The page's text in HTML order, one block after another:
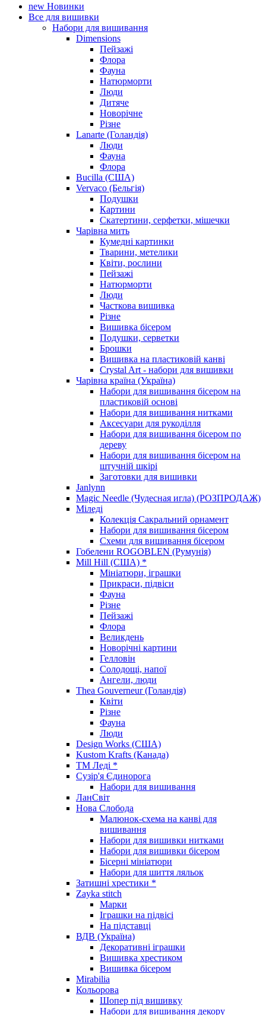
new Новинки
Все для вишивки
Набори для вишивання
Dimensions
Пейзажі
Флора
Фауна
Натюрморти
Люди
Дитяче
Новорічне
Різне
Lanarte (Голандія)
Люди
Фауна
Флора
Bucilla (США)
Vervaco (Бельгія)
Подушки
Картини
Скатертини, серфетки, мішечки
Чарiвна мить
Кумедні картинки
Тварини, метелики
Квіти, рослини
Пейзажі
Натюрморти
Люди
Часткова вишивка
Різне
Вишивка бісером
Подушки, серветки
Брошки
Вишивка на пластиковій канві
Crystal Art - набори для вишивки
Чарівна країна (Україна)
Набори для вишивання бісером на
пластиковій основі
Набори для вишивання нитками
Аксесуари для рукоділля
Набори для вишивання бісером по
дереву
Набори для вишивання бісером на
штучній шкірі
Заготовки для вишивки
Janlynn
Magic Needle (Чудесная игла) (РОЗПРОДАЖ)
Міледі
Колекція Сакральний орнамент
Набори для вишивання бісером
Схеми для вишивання бісером
Гобелени ROGOBLEN (Румунія)
Mill Hill (США) *
Мініатюри, іграшки
Прикраси, підвіси
Фауна
Різне
Пейзажі
Флора
Великдень
Новорічні картини
Гелловін
Солодощі, напої
Ангели, люди
Thea Gouverneur (Голандія)
Квіти
Різне
Фауна
Люди
Design Works (США)
Kustom Krafts (Канада)
ТМ Леді *
Сузір'я Єдинорога
Набори для вишивання
ЛанСвіт
Нова Слобода
Малюнок-схема на канві для
вишивання
Набори для вишивки нитками
Набори для вишивки бісером
Бісерні мініатюри
Набори для шиття ляльок
Затишні хрестики *
Zayka stitch
Марки
Іграшки на підвісі
На підставці
ВДВ (Україна)
Декоративні іграшки
Вишивка хрестиком
Вишивка бісером
Mirabilia
Кольорова
Шопер під вишивку
Набори для вишивання декору